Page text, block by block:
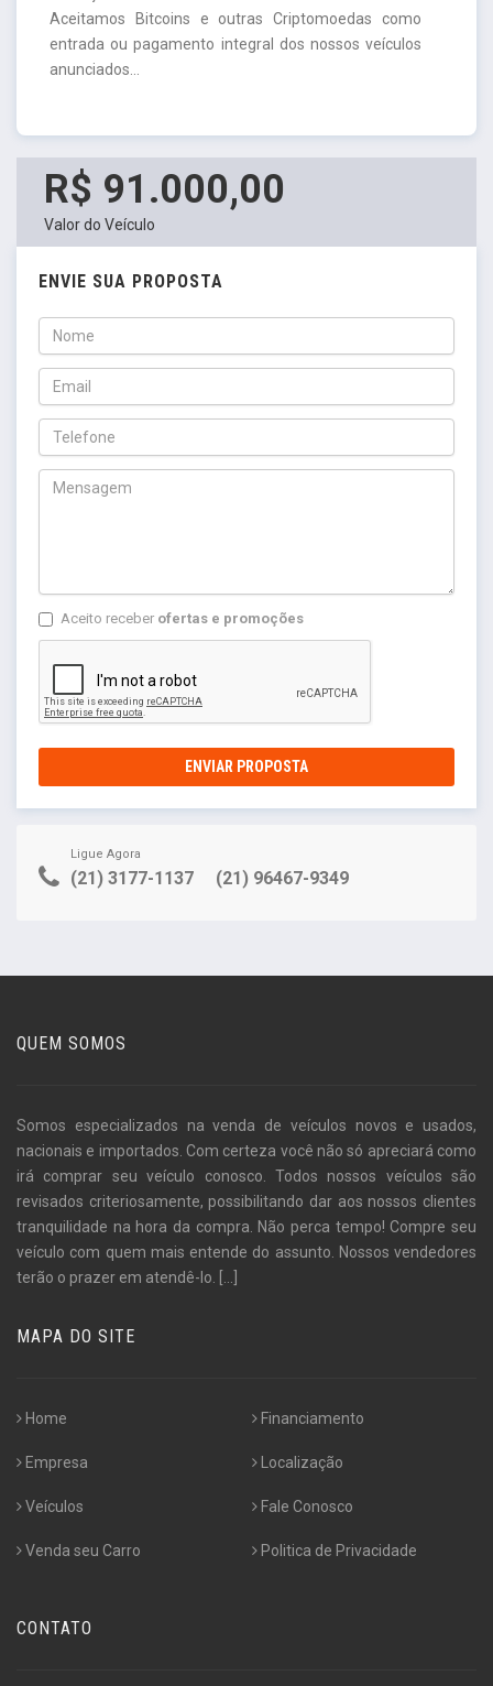
Aceitamos Bitcoins e outras Criptomoedas como
entrada ou pagamento integral dos nossos veículos
anunciados...
R$ 91.000,00
Valor do Veículo
ENVIE SUA PROPOSTA
Aceito receber ofertas e promoções
ENVIAR PROPOSTA
Ligue Agora
(21) 3177-1137 (21) 96467-9349
QUEM SOMOS
Somos especializados na venda de veículos novos e usados,
nacionais e importados. Com certeza você não só apreciará como
irá comprar seu veículo conosco. Todos nossos veículos são
revisados criteriosamente, possibilitando dar aos nossos clientes
tranquilidade na hora da compra. Não perca tempo! Compre seu
veículo com quem mais entende do assunto. Nossos vendedores
terão o prazer em atendê-lo. [...]
MAPA DO SITE
Home
Empresa
Veículos
Venda seu Carro
Financiamento
Localização
Fale Conosco
Politica de Privacidade
CONTATO